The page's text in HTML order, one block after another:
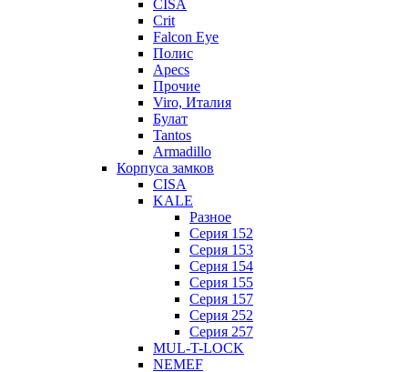
CISA
Crit
Falcon Eye
Полис
Apecs
Прочие
Viro, Италия
Булат
Tantos
Armadillo
Корпуса замков
CISA
KALE
Разное
Серия 152
Серия 153
Серия 154
Серия 155
Серия 157
Серия 252
Серия 257
MUL-T-LOCK
NEMEF